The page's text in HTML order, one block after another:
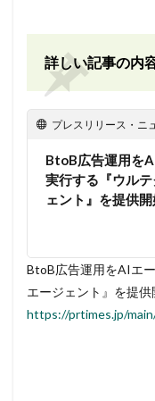
詳しい記事の内
プレスリリース・ニュ
BtoB広告運用を
実行する『ウル
ェント』を提供
BtoB広告運用をAIエ
エージェント』を提供
https://prtimes.jp/